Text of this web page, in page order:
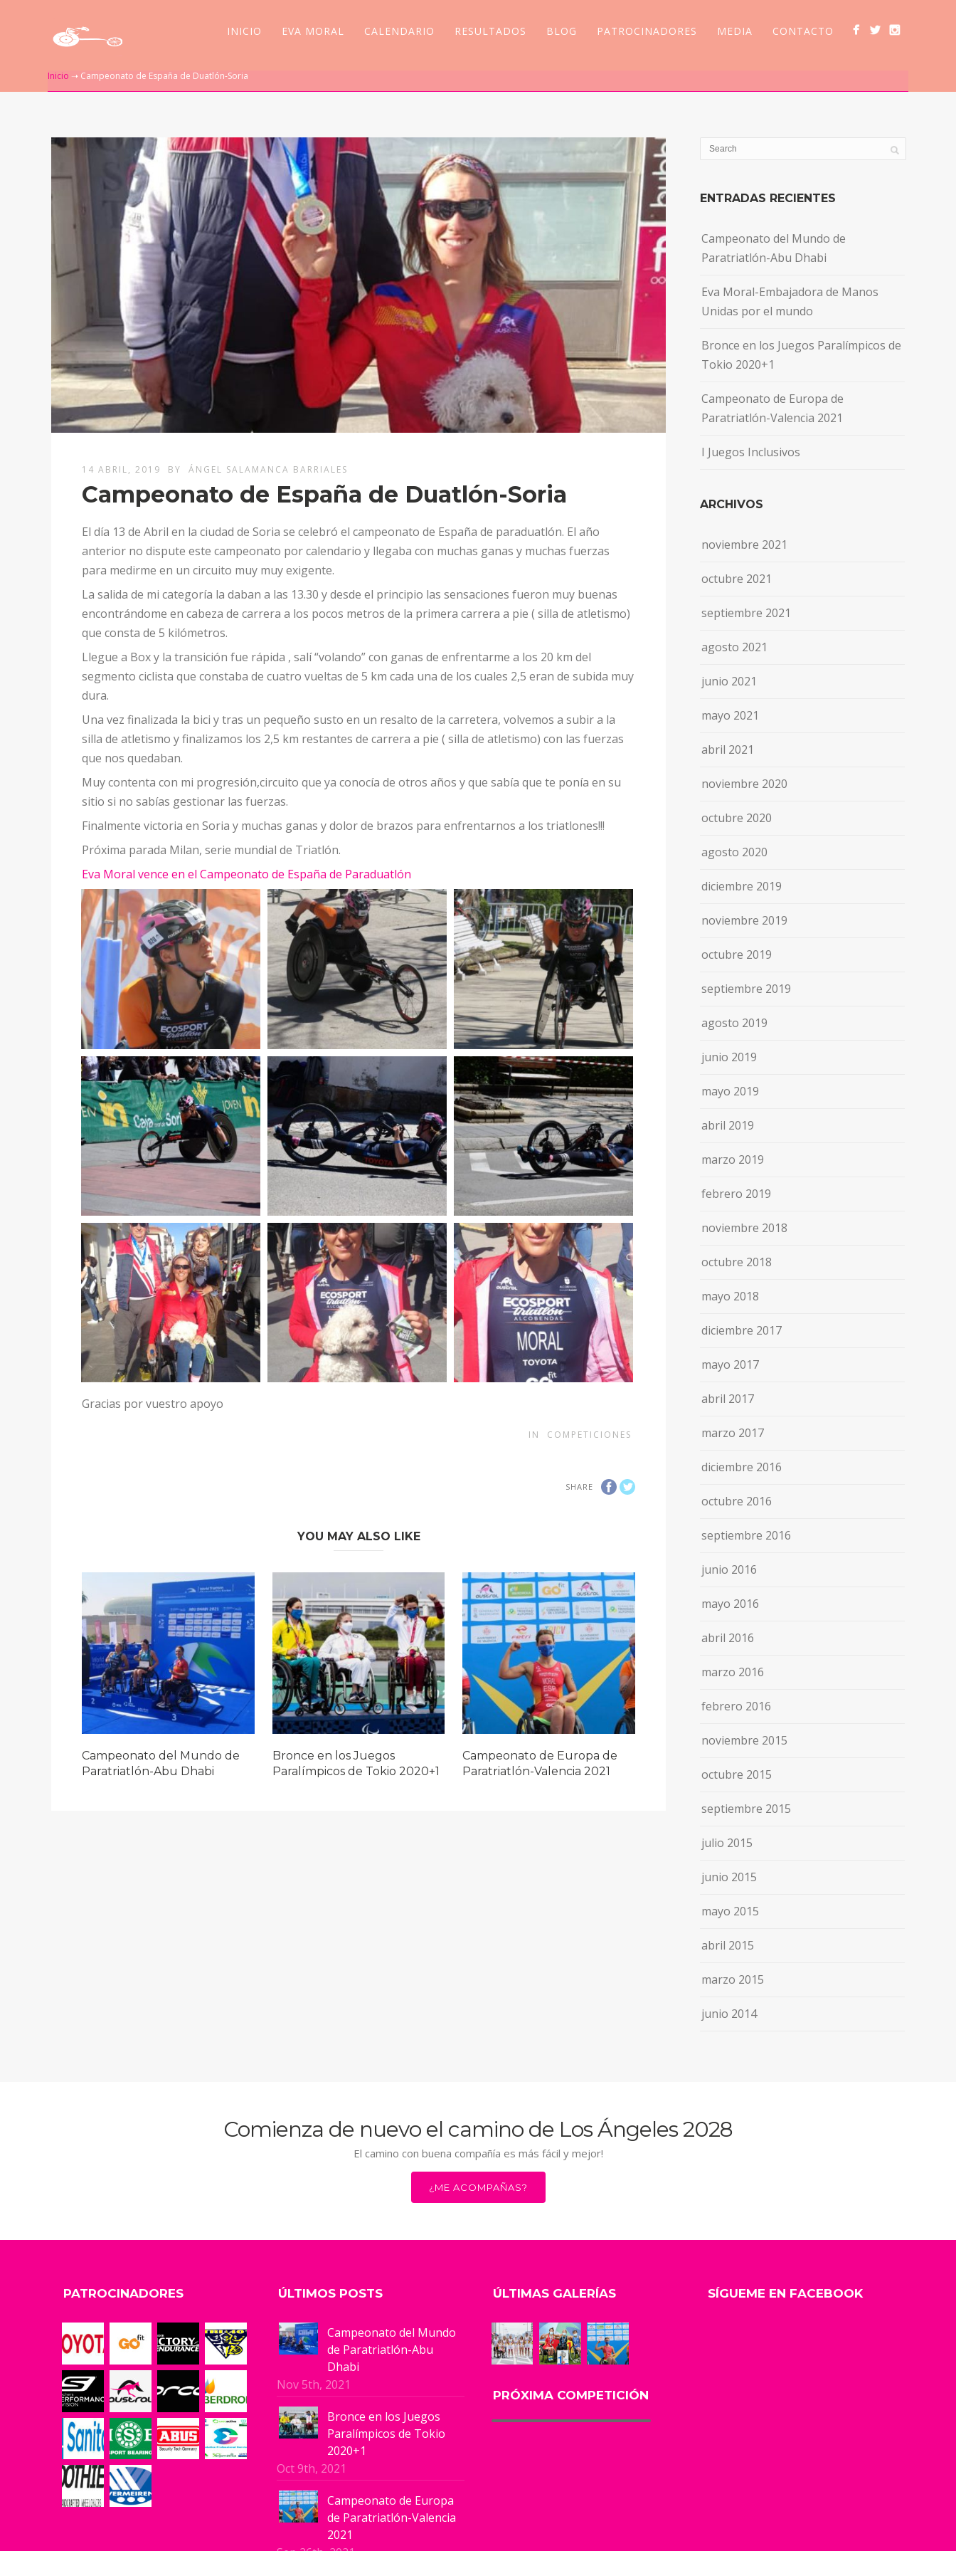
INICIO EVA MORAL CALENDARIO RESULTADOS BLOG PATROCINADORES MEDIA CONTACTO
Inicio ➝ Campeonato de España de Duatlón-Soria
14 ABRIL, 2019 BY ÁNGEL SALAMANCA BARRIALES
Campeonato de España de Duatlón-Soria
El día 13 de Abril en la ciudad de Soria se celebró el campeonato de España de paraduatlón. El año
anterior no dispute este campeonato por calendario y llegaba con muchas ganas y muchas fuerzas
para medirme en un circuito muy muy exigente.
La salida de mi categoría la daban a las 13.30 y desde el principio las sensaciones fueron muy buenas
encontrándome en cabeza de carrera a los pocos metros de la primera carrera a pie ( silla de atletismo)
que consta de 5 kilómetros.
Llegue a Box y la transición fue rápida , salí “volando” con ganas de enfrentarme a los 20 km del
segmento ciclista que constaba de cuatro vueltas de 5 km cada una de los cuales 2,5 eran de subida muy
dura.
Una vez finalizada la bici y tras un pequeño susto en un resalto de la carretera, volvemos a subir a la
silla de atletismo y finalizamos los 2,5 km restantes de carrera a pie ( silla de atletismo) con las fuerzas
que nos quedaban.
Muy contenta con mi progresión,circuito que ya conocía de otros años y que sabía que te ponía en su
sitio si no sabías gestionar las fuerzas.
Finalmente victoria en Soria y muchas ganas y dolor de brazos para enfrentarnos a los triatlones!!!
Próxima parada Milan, serie mundial de Triatlón.
Eva Moral vence en el Campeonato de España de Paraduatlón
Gracias por vuestro apoyo
IN COMPETICIONES
SHARE
YOU MAY ALSO LIKE
Campeonato del Mundo de
Paratriatlón-Abu Dhabi
Bronce en los Juegos
Paralímpicos de Tokio 2020+1
Campeonato de Europa de
Paratriatlón-Valencia 2021
ENTRADAS RECIENTES
Campeonato del Mundo de
Paratriatlón-Abu Dhabi
Eva Moral-Embajadora de Manos
Unidas por el mundo
Bronce en los Juegos Paralímpicos de
Tokio 2020+1
Campeonato de Europa de
Paratriatlón-Valencia 2021
I Juegos Inclusivos
ARCHIVOS
noviembre 2021
octubre 2021
septiembre 2021
agosto 2021
junio 2021
mayo 2021
abril 2021
noviembre 2020
octubre 2020
agosto 2020
diciembre 2019
noviembre 2019
octubre 2019
septiembre 2019
agosto 2019
junio 2019
mayo 2019
abril 2019
marzo 2019
febrero 2019
noviembre 2018
octubre 2018
mayo 2018
diciembre 2017
mayo 2017
abril 2017
marzo 2017
diciembre 2016
octubre 2016
septiembre 2016
junio 2016
mayo 2016
abril 2016
marzo 2016
febrero 2016
noviembre 2015
octubre 2015
septiembre 2015
julio 2015
junio 2015
mayo 2015
abril 2015
marzo 2015
junio 2014
Comienza de nuevo el camino de Los Ángeles 2028
El camino con buena compañía es más fácil y mejor!
¿ME ACOMPAÑAS?
PATROCINADORES ÚLTIMOS POSTS
Campeonato del Mundo
de Paratriatlón-Abu
Dhabi
Nov 5th, 2021
Bronce en los Juegos
Paralímpicos de Tokio
2020+1
Oct 9th, 2021
Campeonato de Europa
de Paratriatlón-Valencia
2021
ÚLTIMAS GALERÍAS
PRÓXIMA COMPETICIÓN
SÍGUEME EN FACEBOOK